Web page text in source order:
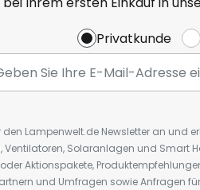
Privatkunde
den Lampenwelt.de Newsletter an und
Ventilatoren, Solaranlagen und Smart
Aktionspakete,
und Umfragen sowie Anfragen